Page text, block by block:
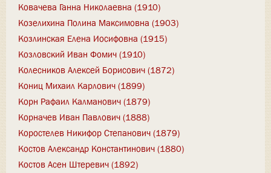
Ковачева Ганна Николаевна (1910)
Козелихина Полина Максимовна (1903)
Козлинская Елена Иосифовна (1915)
Козловский Иван Фомич (1910)
Колесников Алексей Борисович (1872)
Кониц Михаил Карлович (1899)
Корн Рафаил Калманович (1879)
Корначев Иван Павлович (1888)
Коростелев Никифор Степанович (1879)
Костов Александр Константинович (1880)
Костов Асен Штеревич (1892)